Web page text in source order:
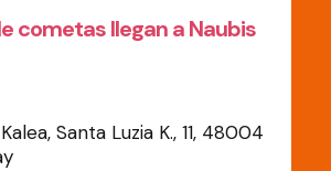
cometas llegan a Naubis
Santa Luzia K., 11, 48004